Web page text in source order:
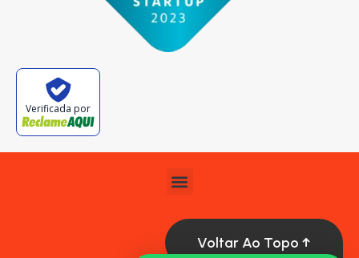
Verificada por
Voltar Ao Topo ↑